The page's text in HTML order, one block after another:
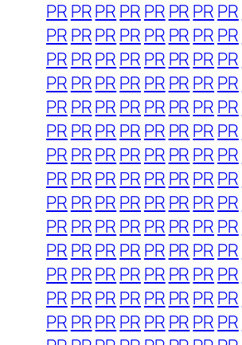
PR PRPR PR PR PR PR PR
PR PRPR PR PR PR PR PR
PR PRPR PR PR PR PR PR
PR PRPR PR PR PR PR PR
PR PRPR PR PR PR PR PR
PR PRPR PR PR PR PR PR
PR PRPR PR PR PR PR PR
PR PRPR PR PR PR PR PR
PR PRPR PR PR PR PR PR
PR PRPR PR PR PR PR PR
PR PRPR PR PR PR PR PR
PR PRPR PR PR PR PR PR
PR PRPR PR PR PR PR PR
PR PRPR PR PR PR PR PR